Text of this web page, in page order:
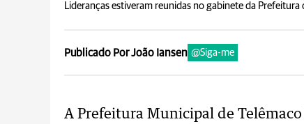
Lideranças estiveram reunidas no gabinete da Prefeitura
Publicado Por João Iansen @Siga-me
A Prefeitura Municipal de